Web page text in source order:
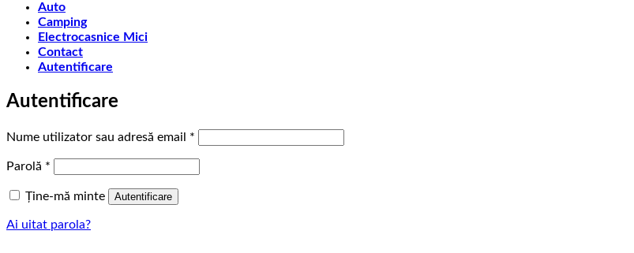
Auto
Camping
Electrocasnice Mici
Contact
Autentificare
Autentificare
Nume utilizator sau adresă email *
Parolă *
Ține-mă minte Autentificare
Ai uitat parola?